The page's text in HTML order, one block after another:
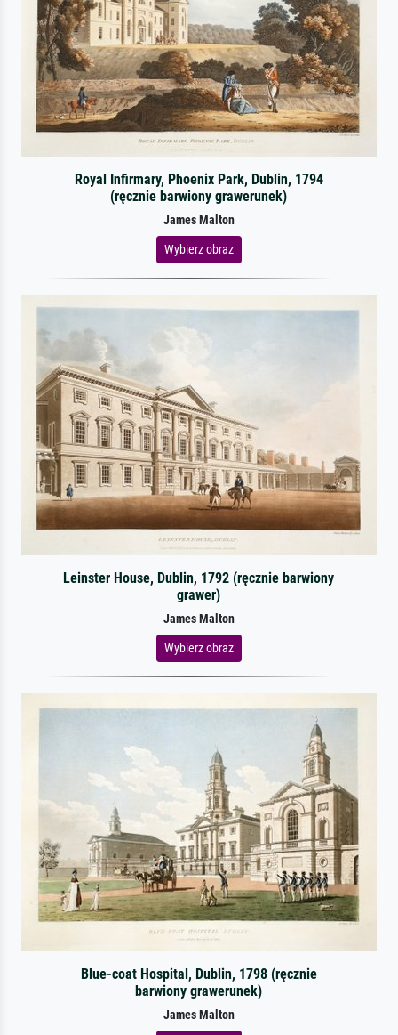
Royal Infirmary, Phoenix Park, Dublin, 1794
(ręcznie barwiony grawerunek)
James Malton
Wybierz obraz
Leinster House, Dublin, 1792 (ręcznie barwiony
grawer)
James Malton
Wybierz obraz
Blue-coat Hospital, Dublin, 1798 (ręcznie
barwiony grawerunek)
James Malton